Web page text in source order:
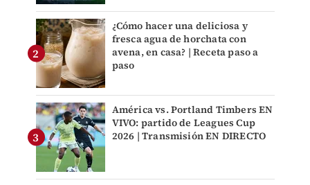
¿Cómo hacer una deliciosa y
fresca agua de horchata con
avena, en casa? | Receta paso a
paso
América vs. Portland Timbers EN
VIVO: partido de Leagues Cup
2026 | Transmisión EN DIRECTO